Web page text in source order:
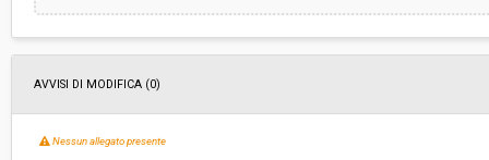
AVVISI DI MODIFICA (0)
Nessun allegato presente